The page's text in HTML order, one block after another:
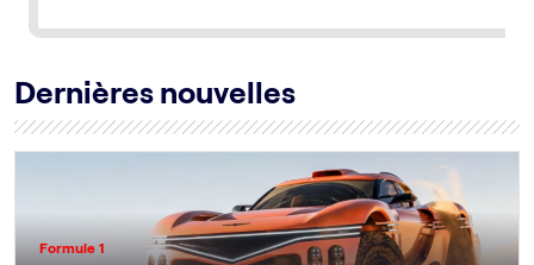
Dernières nouvelles
Formule 1